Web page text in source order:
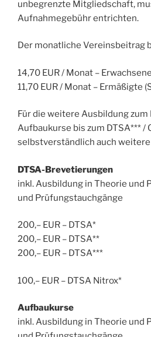
unbegrenzte Mitgliedschaft,
Aufnahmegebühr entrichten.
Der monatliche Vereinsbeitrag
14,70 EUR / Monat – Erwachsene
11,70 EUR / Monat – Ermäßigte
Für die weitere Ausbildung zum
Aufbaukurse bis zum DTSA*** /
selbstverständlich auch weitere
DTSA-Brevetierungen
inkl. Ausbildung in Theorie und
und Prüfungstauchgänge
200,– EUR – DTSA*
200,– EUR – DTSA**
200,– EUR – DTSA***
100,– EUR – DTSA Nitrox*
Aufbaukurse
inkl. Ausbildung in Theorie und